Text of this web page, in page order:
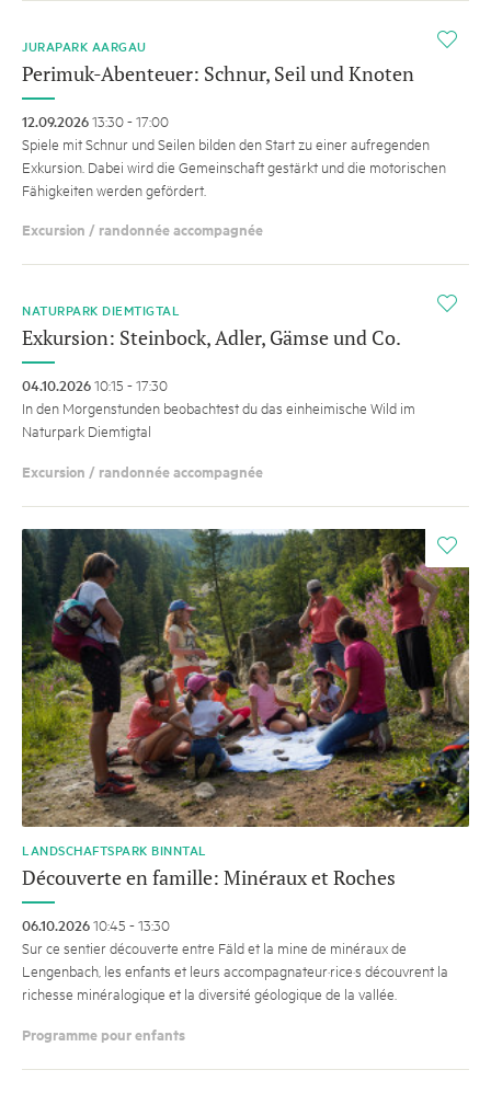
i
JURAPARK AARGAU
Perimuk-Abenteuer: Schnur, Seil und Knoten
12.09.202613:30 - 17:00
Spiele mit Schnur und Seilen bilden den Start zu einer aufregenden
Exkursion. Dabei wird die Gemeinschaft gestärkt und die motorischen
Fähigkeiten werden gefördert.
Excursion / randonnée accompagnée
i
NATURPARK DIEMTIGTAL
Exkursion: Steinbock, Adler, Gämse und Co.
04.10.202610:15 - 17:30
In den Morgenstunden beobachtest du das einheimische Wild im
Naturpark Diemtigtal
Excursion / randonnée accompagnée
i
LANDSCHAFTSPARK BINNTAL
Découverte en famille: Minéraux et Roches
06.10.202610:45 - 13:30
Sur ce sentier découverte entre Fäld et la mine de minéraux de
Lengenbach, les enfants et leurs accompagnateur·rice·s découvrent la
richesse minéralogique et la diversité géologique de la vallée.
Programme pour enfants